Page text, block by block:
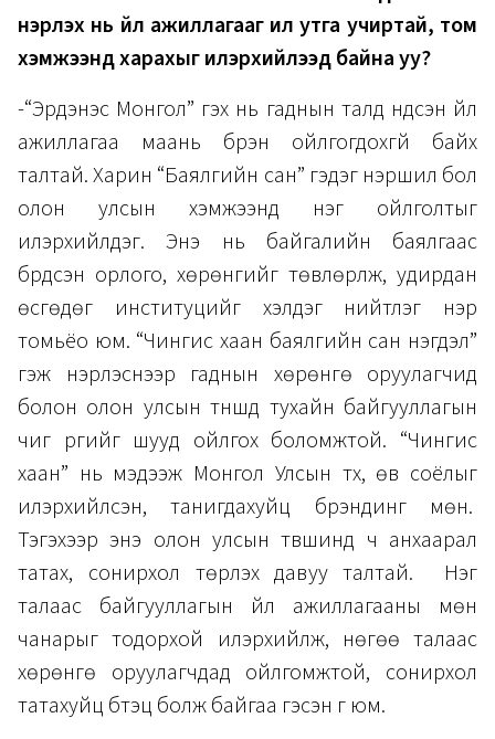
нэрлэх нь үйл ажиллагааг илүү утга учиртай, том
хэмжээнд харахыг илэрхийлээд байна уу?
-“Эрдэнэс Монгол” гэх нь гаднын талд үндсэн үйл
ажиллагаа маань бүрэн ойлгогдохгүй байх
талтай. Харин “Баялгийн сан” гэдэг нэршил бол
олон улсын хэмжээнд нэг ойлголтыг
илэрхийлдэг. Энэ нь байгалийн баялгаас
бүрдсэн орлого, хөрөнгийг төвлөрүүлж, удирдан
өсгөдөг институцийг хэлдэг нийтлэг нэр
томьёо юм. “Чингис хаан баялгийн сан нэгдэл”
гэж нэрлэснээр гаднын хөрөнгө оруулагчид
болон олон улсын түншүүд тухайн байгууллагын
чиг үүргийг шууд ойлгох боломжтой. “Чингис
хаан” нь мэдээж Монгол Улсын түүх, өв соёлыг
илэрхийлсэн, танигдахуйц брэндинг мөн.
Тэгэхээр энэ олон улсын түвшинд ч анхаарал
татах, сонирхол төрүүлэх давуу талтай. Нэг
талаас байгууллагын үйл ажиллагааны мөн
чанарыг тодорхой илэрхийлж, нөгөө талаас
хөрөнгө оруулагчдад ойлгомжтой, сонирхол
татахуйц бүтэц болж байгаа гэсэн үг юм.